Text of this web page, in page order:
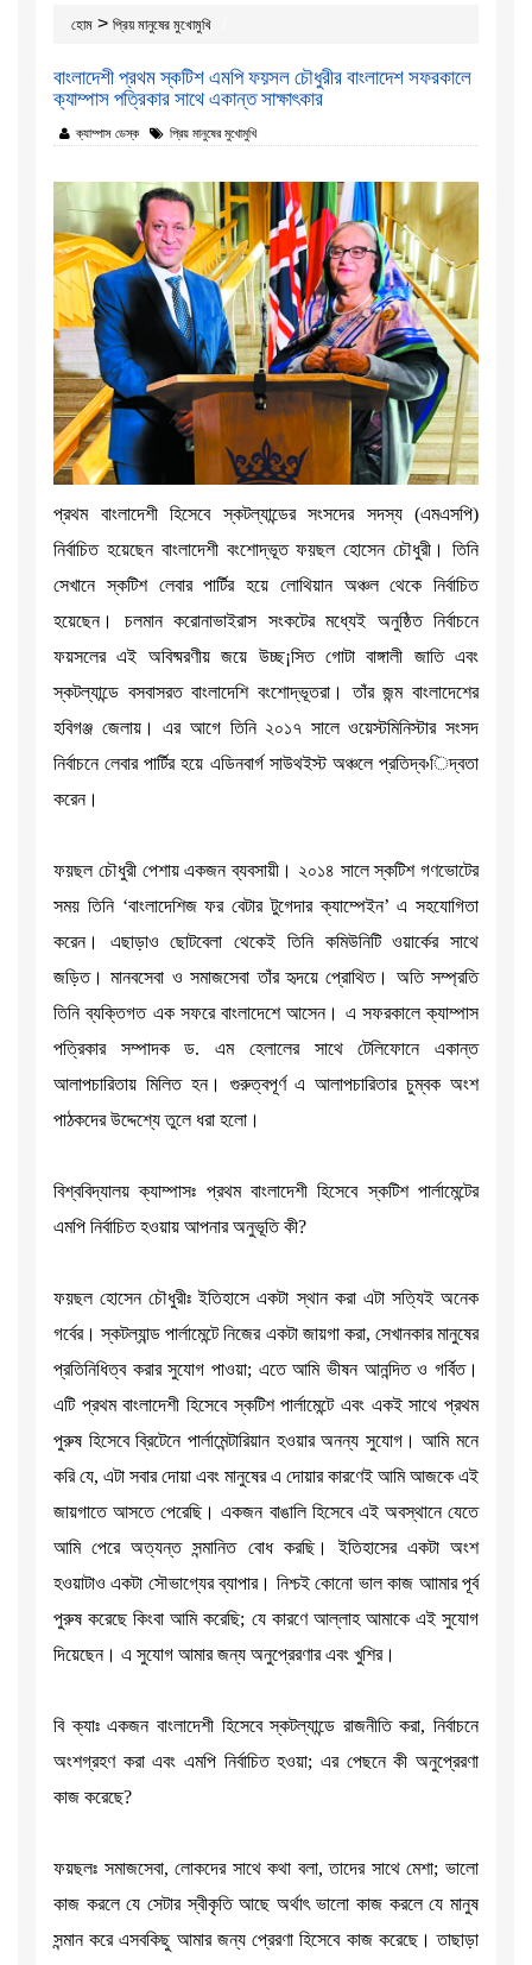
হোম > প্রিয় মানুষের মুখোমুখি
বাংলাদেশী প্রথম স্কটিশ এমপি ফয়সল চৌধুরীর বাংলাদেশ সফরকালে
ক্যাম্পাস পত্রিকার সাথে একান্ত সাক্ষাৎকার
ক্যাম্পাস ডেস্ক প্রিয় মানুষের মুখোমুখি
প্রথম বাংলাদেশী হিসেবে স্কটল্যান্ডের সংসদের সদস্য (এমএসপি)
নির্বাচিত হয়েছেন বাংলাদেশী বংশোদ্ভূত ফয়ছল হোসেন চৌধুরী। তিনি
সেখানে স্কটিশ লেবার পার্টির হয়ে লোথিয়ান অঞ্চল থেকে নির্বাচিত
হয়েছেন। চলমান করোনাভাইরাস সংকটের মধ্যেই অনুষ্ঠিত নির্বাচনে
ফয়সলের এই অবিষ্মরণীয় জয়ে উচ্ছ¡সিত গোটা বাঙ্গালী জাতি এবং
স্কটল্যান্ডে বসবাসরত বাংলাদেশি বংশোদ্ভূতরা। তাঁর জন্ম বাংলাদেশের
হবিগঞ্জ জেলায়। এর আগে তিনি ২০১৭ সালে ওয়েস্টমিনিস্টার সংসদ
নির্বাচনে লেবার পার্টির হয়ে এডিনবার্গ সাউথইস্ট অঞ্চলে প্রতিদ্ব›িদ্বতা
করেন।
ফয়ছল চৌধুরী পেশায় একজন ব্যবসায়ী। ২০১৪ সালে স্কটিশ গণভোটের
সময় তিনি ‘বাংলাদেশিজ ফর বেটার টুগেদার ক্যাম্পেইন’ এ সহযোগিতা
করেন। এছাড়াও ছোটবেলা থেকেই তিনি কমিউনিটি ওয়ার্কের সাথে
জড়িত। মানবসেবা ও সমাজসেবা তাঁর হৃদয়ে প্রোথিত। অতি সম্প্রতি
তিনি ব্যক্তিগত এক সফরে বাংলাদেশে আসেন। এ সফরকালে ক্যাম্পাস
পত্রিকার সম্পাদক ড. এম হেলালের সাথে টেলিফোনে একান্ত
আলাপচারিতায় মিলিত হন। গুরুত্বপূর্ণ এ আলাপচারিতার চুম্বক অংশ
পাঠকদের উদ্দেশ্যে তুলে ধরা হলো।
বিশ্ববিদ্যালয় ক্যাম্পাসঃ প্রথম বাংলাদেশী হিসেবে স্কটিশ পার্লামেন্টের
এমপি নির্বাচিত হওয়ায় আপনার অনুভূতি কী?
ফয়ছল হোসেন চৌধুরীঃ ইতিহাসে একটা স্থান করা এটা সত্যিই অনেক
গর্বের। স্কটল্যান্ড পার্লামেন্টে নিজের একটা জায়গা করা, সেখানকার মানুষের
প্রতিনিধিত্ব করার সুযোগ পাওয়া; এতে আমি ভীষন আনন্দিত ও গর্বিত।
এটি প্রথম বাংলাদেশী হিসেবে স্কটিশ পার্লামেন্টে এবং একই সাথে প্রথম
পুরুষ হিসেবে ব্রিটেনে পার্লামেন্টারিয়ান হওয়ার অনন্য সুযোগ। আমি মনে
করি যে, এটা সবার দোয়া এবং মানুষের এ দোয়ার কারণেই আমি আজকে এই
জায়গাতে আসতে পেরেছি। একজন বাঙালি হিসেবে এই অবস্থানে যেতে
আমি পেরে অত্যন্ত সন্মানিত বোধ করছি। ইতিহাসের একটা অংশ
হওয়াটাও একটা সৌভাগ্যের ব্যাপার। নিশ্চই কোনো ভাল কাজ আামার পূর্ব
পুরুষ করেছে কিংবা আমি করেছি; যে কারণে আল্লাহ আমাকে এই সুযোগ
দিয়েছেন। এ সুযোগ আমার জন্য অনুপ্রেরণার এবং খুশির।
বি ক্যাঃ একজন বাংলাদেশী হিসেবে স্কটল্যান্ডে রাজনীতি করা, নির্বাচনে
অংশগ্রহণ করা এবং এমপি নির্বাচিত হওয়া; এর পেছনে কী অনুপ্রেরণা
কাজ করেছে?
ফয়ছলঃ সমাজসেবা, লোকদের সাথে কথা বলা, তাদের সাথে মেশা; ভালো
কাজ করলে যে সেটার স্বীকৃতি আছে অর্থাৎ ভালো কাজ করলে যে মানুষ
সন্মান করে এসবকিছু আমার জন্য প্রেরণা হিসেবে কাজ করেছে। তাছাড়া